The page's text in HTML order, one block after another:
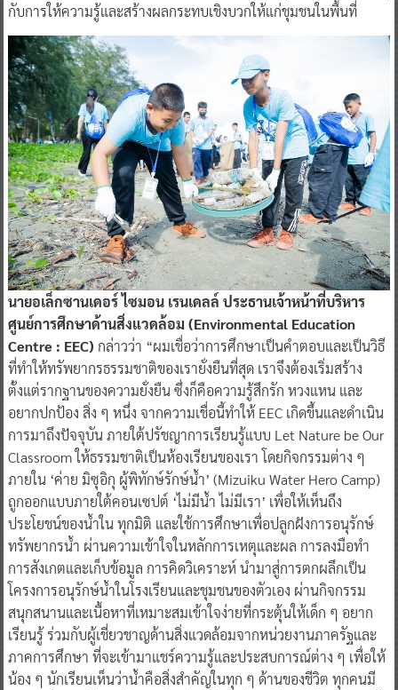
กับการให้ความรู้และสร้างผลกระทบเชิงบวกให้แก่ชุมชนในพื้นที่
นายอเล็กซานเดอร์ ไซมอน เรนเดลล์ ประธานเจ้าหน้าที่บริหาร
ศูนย์การศึกษาด้านสิ่งแวดล้อม (Environmental Education
Centre : EEC) กล่าวว่า “ผมเชื่อว่าการศึกษาเป็นคำตอบและเป็นวิธี
ที่ทำให้ทรัพยากรธรรมชาติของเรายั่งยืนที่สุด เราจึงต้องเริ่มสร้าง
ตั้งแต่รากฐานของความยั่งยืน ซึ่งก็คือความรู้สึกรัก หวงแหน และ
อยากปกป้อง สิ่ง ๆ หนึ่ง จากความเชื่อนี้ทำให้ EEC เกิดขึ้นและดำเนิน
การมาถึงปัจจุบัน ภายใต้ปรัชญาการเรียนรู้แบบ Let Nature be Our
Classroom ให้ธรรมชาติเป็นห้องเรียนของเรา โดยกิจกรรมต่าง ๆ
ภายใน ‘ค่าย มิซุอิกุ ผู้พิทักษ์รักษ์น้ำ’ (Mizuiku Water Hero Camp)
ถูกออกแบบภายใต้คอนเซปต์ ‘ไม่มีน้ำ ไม่มีเรา’ เพื่อให้เห็นถึง
ประโยชน์ของน้ำใน ทุกมิติ และใช้การศึกษาเพื่อปลูกฝังการอนุรักษ์
ทรัพยากรน้ำ ผ่านความเข้าใจในหลักการเหตุและผล การลงมือทำ
การสังเกตและเก็บข้อมูล การคิดวิเคราะห์ นำมาสู่การตกผลึกเป็น
โครงการอนุรักษ์น้ำในโรงเรียนและชุมชนของตัวเอง ผ่านกิจกรรม
สนุกสนานและเนื้อหาที่เหมาะสมเข้าใจง่ายที่กระตุ้นให้เด็ก ๆ อยาก
เรียนรู้ ร่วมกับผู้เชี่ยวชาญด้านสิ่งแวดล้อมจากหน่วยงานภาครัฐและ
ภาคการศึกษา ที่จะเข้ามาแชร์ความรู้และประสบการณ์ต่าง ๆ เพื่อให้
น้อง ๆ นักเรียนเห็นว่าน้ำคือสิ่งสำคัญในทุก ๆ ด้านของชีวิต ทุกคนมี